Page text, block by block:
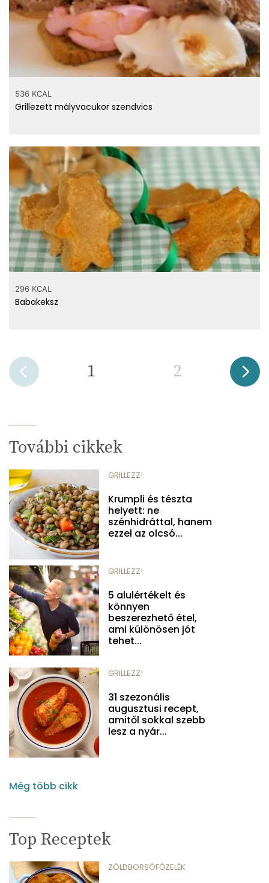
536 KCAL
Grillezett mályvacukor szendvics
296 KCAL
Babakeksz
1 2
További cikkek
GRILLEZZ!
Krumpli és tészta
helyett: ne
szénhidráttal, hanem
ezzel az olcsó...
GRILLEZZ!
5 alulértékelt és
könnyen
beszerezhető étel,
ami különösen jót
tehet...
GRILLEZZ!
31 szezonális
augusztusi recept,
amitől sokkal szebb
lesz a nyár...
Még több cikk
Top Receptek
ZÖLDBORSÓFŐZELÉK